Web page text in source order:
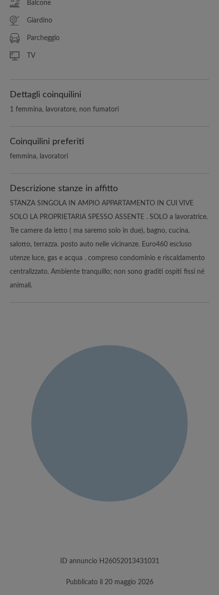
Balcone
Giardino
Parcheggio
TV
Dettagli coinquilini
1 femmina, lavoratore, non fumatori
Coinquilini preferiti
femmina, lavoratori
Descrizione stanze in affitto
STANZA SINGOLA IN AMPIO APPARTAMENTO IN CUI VIVE
SOLO LA PROPRIETARIA SPESSO ASSENTE . SOLO a lavoratrice.
Tre camere da letto ( ma saremo solo in due), bagno, cucina,
salotto, terrazza. posto auto nelle vicinanze. Euro460 escluso
utenze luce, gas e acqua . compreso condominio e riscaldamento
centralizzato. Ambiente tranquillo; non sono graditi ospiti fissi né
animali.
ID annuncio H26052013431031
Pubblicato il 20 maggio 2026